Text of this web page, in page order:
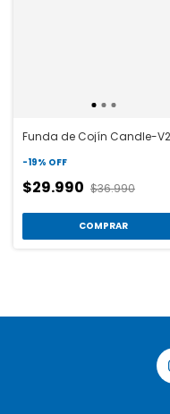
Funda de Cojín Candle-V2
-19% OFF
$29.990 $36.990
COMPRAR